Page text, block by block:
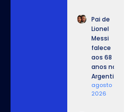
Pai de
Lionel
Messi
falece
aos 68
anos na
Argentina
agosto 9,
2026